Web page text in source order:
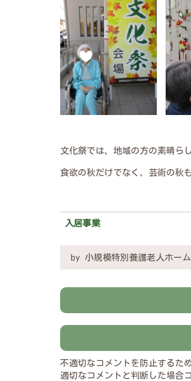
文化祭では、地域の方の素晴ら
食欲の秋だけでなく、芸術の秋
入居事業
by 小規模特別養護老人ホー
不適切なコメントを防止するた
適切なコメントと判断した場合